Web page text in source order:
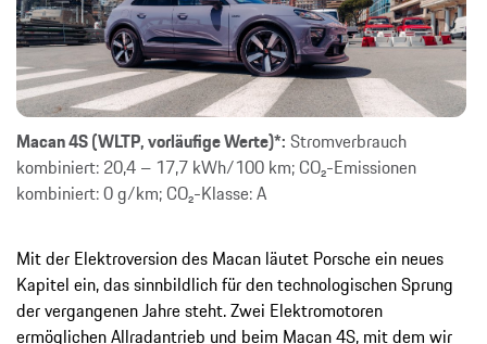
Macan 4S (WLTP, vorläufige Werte)*: Stromverbrauch
kombiniert: 20,4 – 17,7 kWh/100 km; CO₂-Emissionen
kombiniert: 0 g/km; CO₂-Klasse: A
Mit der Elektroversion des Macan läutet Porsche ein neues
Kapitel ein, das sinnbildlich für den technologischen Sprung
der vergangenen Jahre steht. Zwei Elektromotoren
ermöglichen Allradantrieb und beim Macan 4S, mit dem wir